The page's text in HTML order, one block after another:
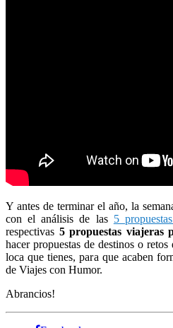
Y antes de terminar el año, la
con el análisis de las 5
respectivas 5 propuestas viajeras
hacer propuestas de destinos o retos
loca que tienes, para que acaben
de Viajes con Humor.
Abrancios!